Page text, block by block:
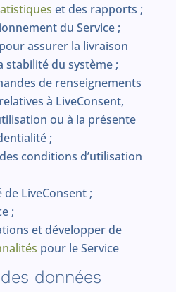
et des rapports ;
du Service ;
assurer la livraison
stabilité du système ;
de renseignements
à LiveConsent,
ou à la présente
;
conditions d’utilisation
LiveConsent ;
;
et développer de
pour le Service
données